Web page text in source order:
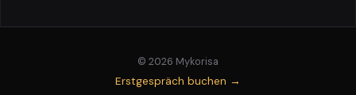
© 2026 Mykorisa
Erstgespräch buchen →